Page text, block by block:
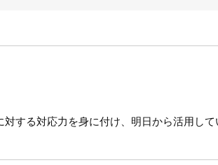
する対応力を身に付け、明日から活用して